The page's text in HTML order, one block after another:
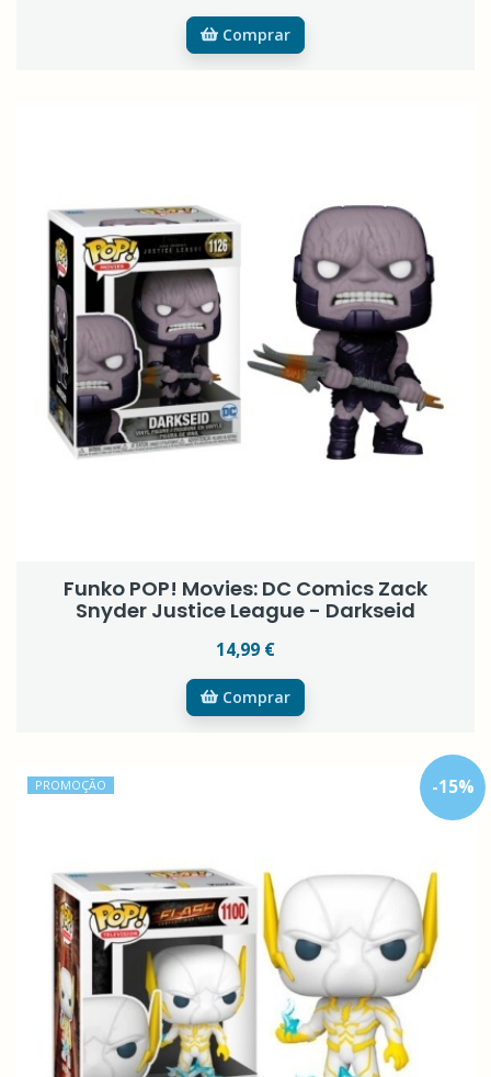
Comprar
Funko POP! Movies: DC Comics Zack
Snyder Justice League - Darkseid
14,99 €
Comprar
-15%
PROMOÇÃO